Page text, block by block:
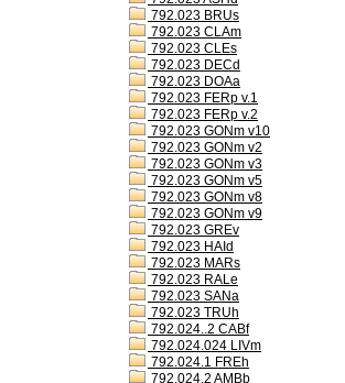
792.023 BRUs
792.023 CLAm
792.023 CLEs
792.023 DECd
792.023 DOAa
792.023 FERp v.1
792.023 FERp v.2
792.023 GONm v10
792.023 GONm v2
792.023 GONm v3
792.023 GONm v5
792.023 GONm v8
792.023 GONm v9
792.023 GREv
792.023 HAId
792.023 MARs
792.023 RALe
792.023 SANa
792.023 TRUh
792.024..2 CABf
792.024.024 LIVm
792.024.1 FREh
792.024.2 AMBb